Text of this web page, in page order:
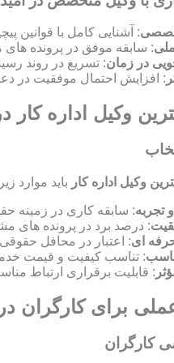
: آشنایی کامل با قوانین
: سابقه موفق در پرونده های
در زمان: تسریع در روند
: افزایش احتمال موفقیت در
وکیل اداره
وکیل اداره کار باید موارد
: سابقه کاری در زمینه
: درصد برد در پرونده های
ای: اعتبار در محافل حقوقی
: تناسب کیفیت و قیمت
: قابلیت برقراری ارتباط
برای کارگران
کارگران